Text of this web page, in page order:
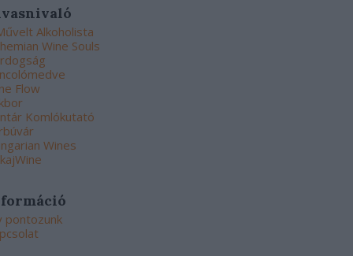
Alkoholista
Wine Souls
Flow
Komlókutató
Wines
pontozunk